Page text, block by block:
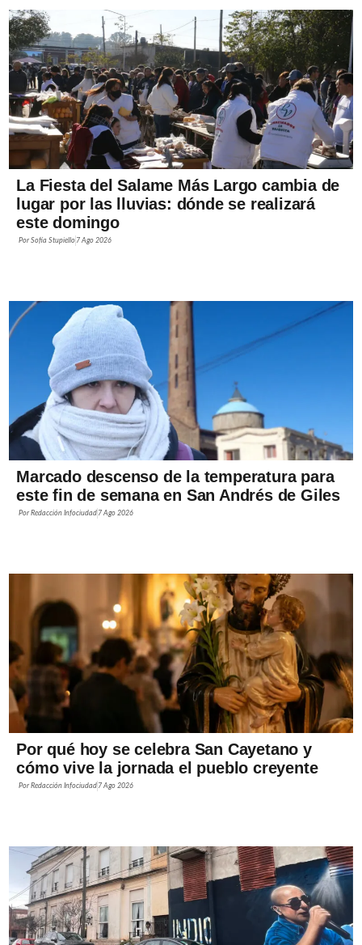
La Fiesta del Salame Más Largo cambia de
lugar por las lluvias: dónde se realizará
este domingo
PorSofía Stupiello 7 Ago 2026
Marcado descenso de la temperatura para
este fin de semana en San Andrés de Giles
PorRedacción Infociudad 7 Ago 2026
Por qué hoy se celebra San Cayetano y
cómo vive la jornada el pueblo creyente
PorRedacción Infociudad 7 Ago 2026